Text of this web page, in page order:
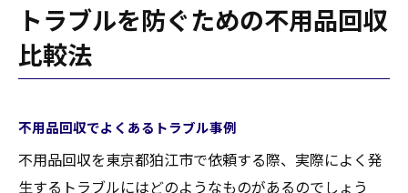
トラブルを防ぐための不用品回収
比較法
不用品回収でよくあるトラブル事例
不用品回収を東京都狛江市で依頼する際、実際によく発
生するトラブルにはどのようなものがあるのでしょう